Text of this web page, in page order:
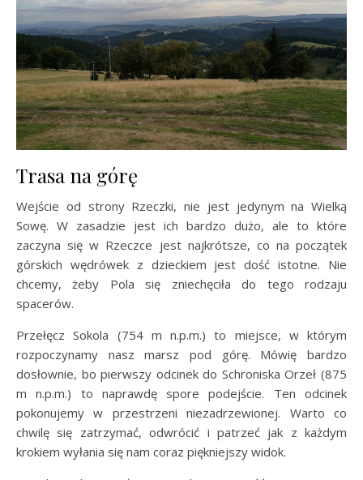
Trasa na górę
Wejście od strony Rzeczki, nie jest jedynym na Wielką
Sowę. W zasadzie jest ich bardzo dużo, ale to które
zaczyna się w Rzeczce jest najkrótsze, co na początek
górskich wędrówek z dzieckiem jest dość istotne. Nie
chcemy, żeby Pola się zniechęciła do tego rodzaju
spacerów.
Przełęcz Sokola (754 m n.p.m.) to miejsce, w którym
rozpoczynamy nasz marsz pod górę. Mówię bardzo
dosłownie, bo pierwszy odcinek do Schroniska Orzeł (875
m n.p.m.) to naprawdę spore podejście. Ten odcinek
pokonujemy w przestrzeni niezadrzewionej. Warto co
chwilę się zatrzymać, odwrócić i patrzeć jak z każdym
krokiem wyłania się nam coraz piękniejszy widok.